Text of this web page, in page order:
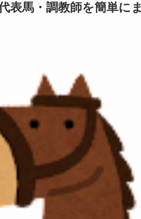
表馬・調教師を簡単にま